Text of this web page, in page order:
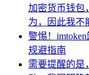
加密货币钱包
为，因此我不
警惕！
规避指南
需要提醒的是